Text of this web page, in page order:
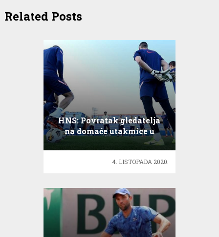
Related Posts
HNS: Povratak gledatelja
na domaće utakmice u
Uefinim natjecanjima
4. LISTOPADA 2020.